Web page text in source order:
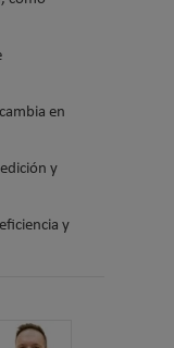
en
y
y